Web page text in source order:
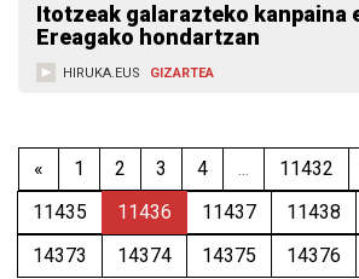
Itotzeak galarazteko kanpaina
Ereagako hondartzan
HIRUKA.EUS GIZARTEA
« 1 2 3 4 ... 11432
11435
11436 11437 11438
14373
14374 14375 14376